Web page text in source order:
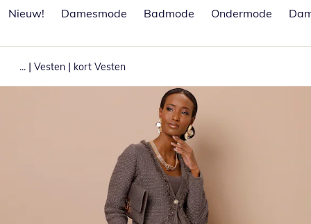
Nieuw!
Damesmode Badmode Ondermode
... | Vesten | kort Vesten